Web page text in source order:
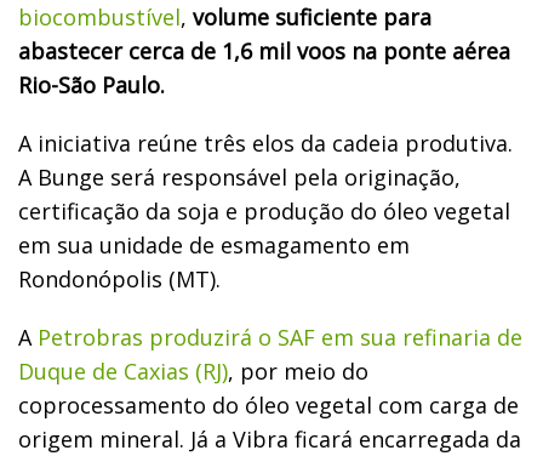
biocombustível, volume suficiente para
abastecer cerca de 1,6 mil voos na ponte aérea
Rio-São Paulo.
A iniciativa reúne três elos da cadeia produtiva.
A Bunge será responsável pela originação,
certificação da soja e produção do óleo vegetal
em sua unidade de esmagamento em
Rondonópolis (MT).
A Petrobras produzirá o SAF em sua refinaria de
Duque de Caxias (RJ), por meio do
coprocessamento do óleo vegetal com carga de
origem mineral. Já a Vibra ficará encarregada da